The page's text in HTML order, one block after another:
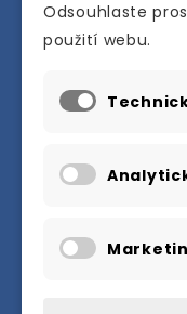
Odsouhlaste
použití webu.